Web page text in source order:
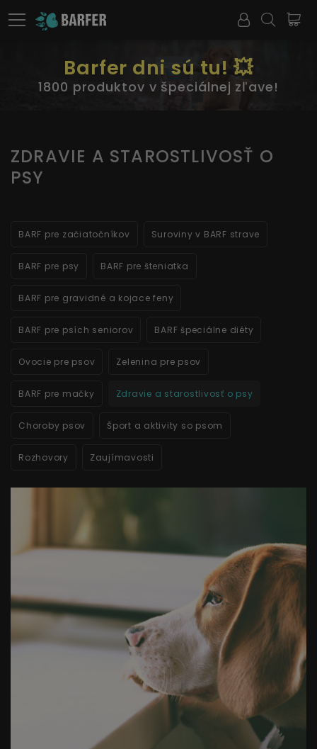
Barfer dni sú tu! 💥
1800 produktov v špeciálnej zľave!
ZDRAVIE A STAROSTLIVOSŤ O
PSY
BARF pre začiatočníkov Suroviny v BARF strave
BARF pre psy BARF pre šteniatka
BARF pre gravidné a kojace feny
BARF pre psích seniorov BARF špeciálne diéty
Ovocie pre psov Zelenina pre psov
BARF pre mačky Zdravie a starostlivosť o psy
Choroby psov Šport a aktivity so psom
Rozhovory Zaujímavosti